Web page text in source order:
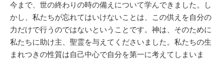
今まで、世の終わりの時の備えについて学んできました。し
かし、私たちが忘れてはいけないことは、この供えを自分の
力だけで行うのではないということです。神は、そのために
私たちに助け主、聖霊を与えてくださいました。私たちの生
まれつきの性質は自己中心で自分を第一に考えてしまいま